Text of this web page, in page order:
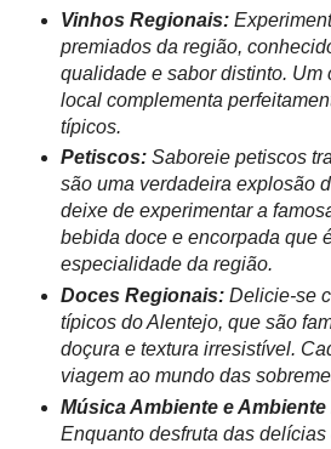
Vinhos Regionais:
premiados da região,
qualidade e sabor distinto. Um
local complementa
típicos.
Petiscos: Saboreie petiscos
são uma verdadeira explosão
deixe de experimentar a
bebida doce e encorpada que
especialidade da região.
Doces Regionais: Delicie-se
típicos do Alentejo, que são
doçura e textura irresistível.
viagem ao mundo das
Música Ambiente e Ambiente
Enquanto desfruta das